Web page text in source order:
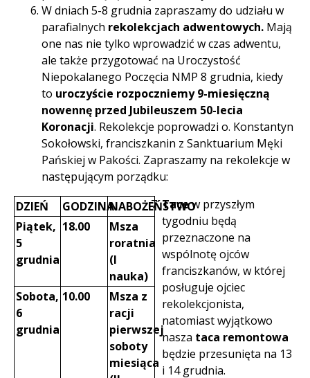
W dniach 5-8 grudnia zapraszamy do udziału w
parafialnych rekolekcjach adwentowych. Mają
one nas nie tylko wprowadzić w czas adwentu,
ale także przygotować na Uroczystość
Niepokalanego Poczęcia NMP 8 grudnia, kiedy
to uroczyście rozpoczniemy 9-miesięczną
nowennę przed Jubileuszem 50-lecia
Koronacji. Rekolekcje poprowadzi o. Konstantyn
Sokołowski, franciszkanin z Sanktuarium Męki
Pańskiej w Pakości. Zapraszamy na rekolekcje w
następującym porządku:
DZIEŃ
GODZINANABOŻEŃSTWO
Piątek,
5
grudnia
18.00
Msza
roratnia
(I
nauka)
Sobota,
6
grudnia
10.00
Msza z
racji
pierwszej
soboty
miesiąca
Tacew przyszłym
tygodniu będą
przeznaczone na
wspólnotę ojców
franciszkanów, w której
posługuje ojciec
rekolekcjonista,
natomiast wyjątkowo
nasza taca remontowa
będzie przesunięta na 13
i 14 grudnia.